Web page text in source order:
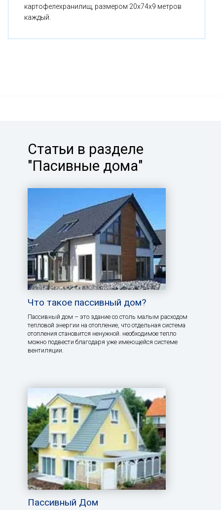
картофелехранилищ, размером 20x74x9 метров
каждый.
Статьи в разделе
"Пасивные дома"
Что такое пассивный дом?
Пассивный дом – это здание со столь малым расходом
тепловой энергии на отопление, что отдельная система
отопления становится ненужной. необходимое тепло
можно подвести благодаря уже имеющейся системе
вентиляции.
Пассивный Дом